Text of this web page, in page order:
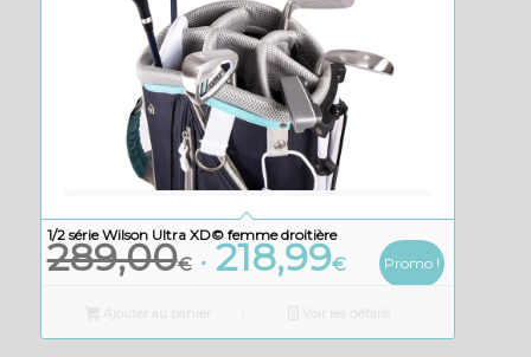
1/2 série Wilson Ultra XD© femme droitière
289,00€
Le
prix
était :
218,99€Le
prix
est :
Promo !